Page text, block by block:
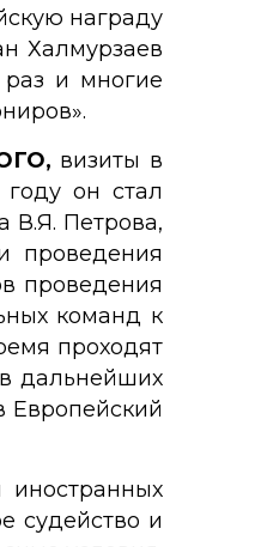
награду
Халмурзаев
и многие
визиты в
он стал
В.Я. Петрова,
проведения
проведения
команд к
проходят
дальнейших
Европейский
судейство и